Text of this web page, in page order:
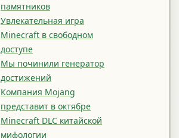
памятников
Увлекательная игра
Minecraft в свободном
доступе
Мы починили генератор
достижений
Компания Mojang
представит в октябре
Minecraft DLC китайской
мифологии